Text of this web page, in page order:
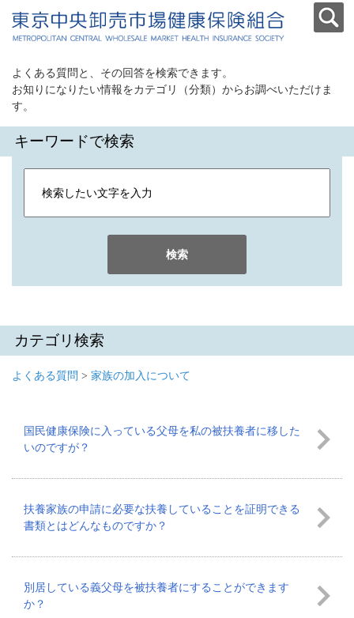
よくある質問と、その回答を検索できます。
お知りになりたい情報をカテゴリ（分類）からお調べいただけま
す。
キーワードで検索
検索
カテゴリ検索
よくある質問 > 家族の加入について
国民健康保険に入っている父母を私の被扶養者に移した
いのですが？
扶養家族の申請に必要な扶養していることを証明できる
書類とはどんなものですか？
別居している義父母を被扶養者にすることができます
か？